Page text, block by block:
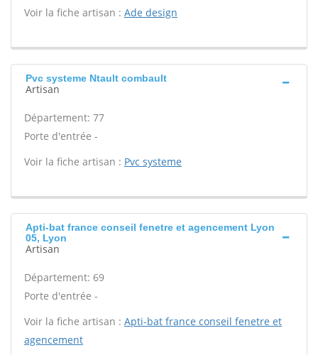
Voir la fiche artisan : Ade design
Pvc systeme Ntault combault
Artisan
Département: 77
Porte d'entrée -
Voir la fiche artisan : Pvc systeme
Apti-bat france conseil fenetre et agencement Lyon
05, Lyon
Artisan
Département: 69
Porte d'entrée -
Voir la fiche artisan : Apti-bat france conseil fenetre et
agencement